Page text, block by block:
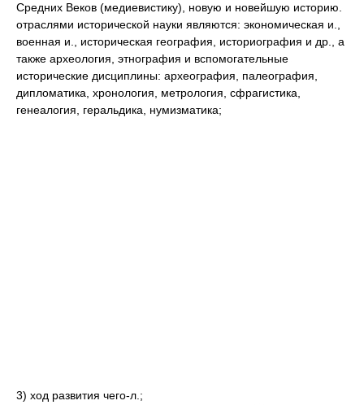
Средних Веков (медиевистику), новую и новейшую историю.
отраслями исторической науки являются: экономическая и.,
военная и., историческая география, историография и др., а
также археология, этнография и вспомогательные
исторические дисциплины: археография, палеография,
дипломатика, хронология, метрология, сфрагистика,
генеалогия, геральдика, нумизматика;
3) ход развития чего-л.;